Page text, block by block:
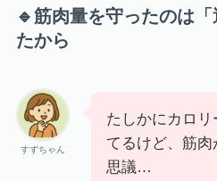
🔹筋肉量を守ったのは
たから
すずちゃん
たしかにカロ
てるけど、筋
思議…